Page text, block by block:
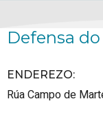
Defensa
ENDEREZO:
Rúa Campo de